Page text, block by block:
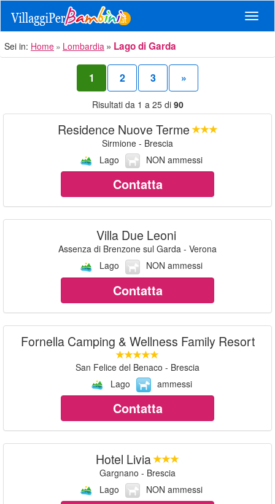
Sei in: Home Lombardia Lago di Garda
1 2 3 »
Risultati da 1 a 25 di 90
Residence Nuove Terme
Sirmione - Brescia
Lago
NON ammessi
Contatta
Villa Due Leoni
Assenza di Brenzone sul Garda - Verona
Lago
NON ammessi
Contatta
Fornella Camping & Wellness Family Resort
San Felice del Benaco - Brescia
Lago
ammessi
Contatta
Hotel Livia
Gargnano - Brescia
Lago
NON ammessi